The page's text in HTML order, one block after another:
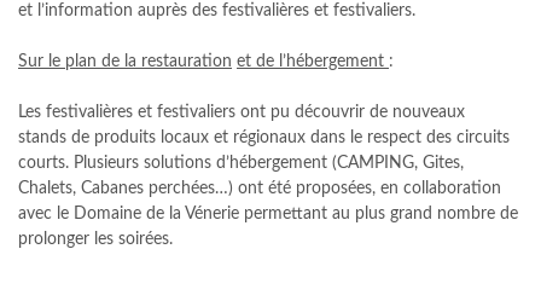
et l’information auprès des festivalières et festivaliers.
Sur le plan de la restauration et de l’hébergement :
Les festivalières et festivaliers ont pu découvrir de nouveaux
stands de produits locaux et régionaux dans le respect des circuits
courts. Plusieurs solutions d’hébergement (CAMPING, Gites,
Chalets, Cabanes perchées…) ont été proposées, en collaboration
avec le Domaine de la Vénerie permettant au plus grand nombre de
prolonger les soirées.